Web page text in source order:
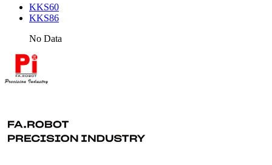
KKS60
KKS86
No Data